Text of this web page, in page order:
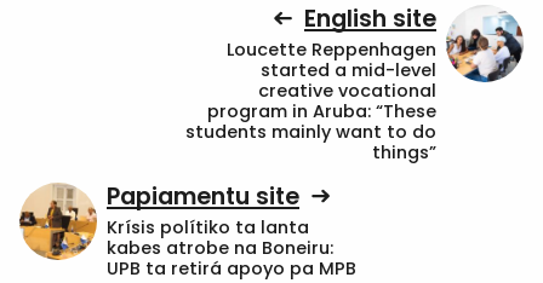
English site
Loucette Reppenhagen
started a mid-level
creative vocational
program in Aruba: “These
students mainly want to do
things”
Papiamentu site
Krísis polítiko ta lanta
kabes atrobe na Boneiru:
UPB ta retirá apoyo pa MPB